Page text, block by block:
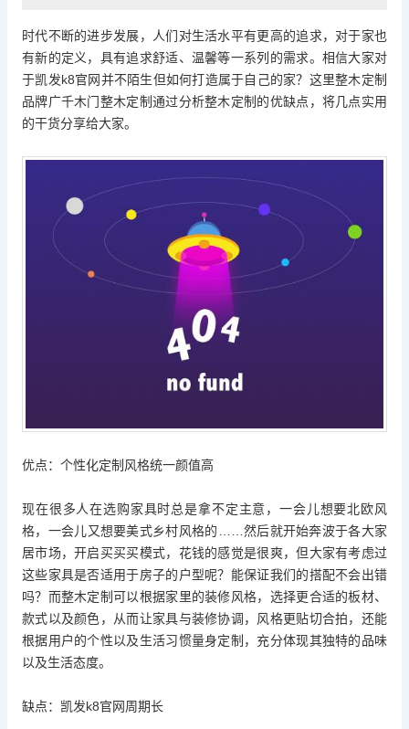
时代不断的进步发展，人们对生活水平有更高的追求，对于家也
有新的定义，具有追求舒适、温馨等一系列的需求。相信大家对
于凯发k8官网并不陌生但如何打造属于自己的家？这里整木定制
品牌广千木门整木定制通过分析整木定制的优缺点，将几点实用
的干货分享给大家。
优点：个性化定制风格统一颜值高
现在很多人在选购家具时总是拿不定主意，一会儿想要北欧风
格，一会儿又想要美式乡村风格的……然后就开始奔波于各大家
居市场，开启买买买模式，花钱的感觉是很爽，但大家有考虑过
这些家具是否适用于房子的户型呢？能保证我们的搭配不会出错
吗？而整木定制可以根据家里的装修风格，选择更合适的板材、
款式以及颜色，从而让家具与装修协调，风格更贴切合拍，还能
根据用户的个性以及生活习惯量身定制，充分体现其独特的品味
以及生活态度。
缺点： 凯发k8官网周期长